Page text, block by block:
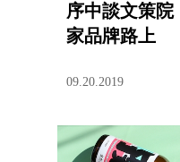
序中談文策院
家品牌路上
09.20.2019